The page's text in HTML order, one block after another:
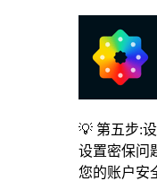
💡 第五步:
设置密保问
您的账户安